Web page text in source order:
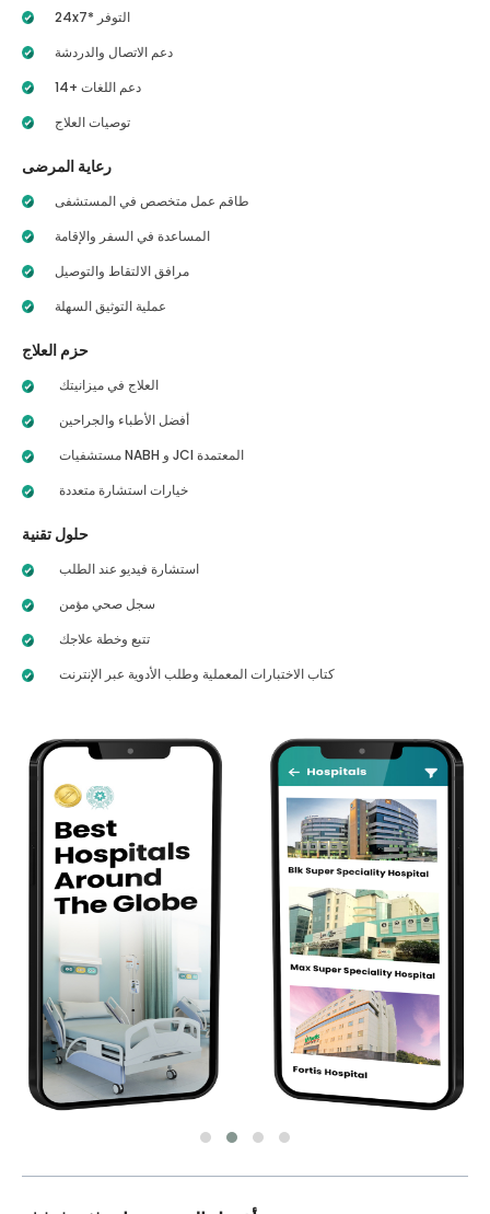
24x7* التوفر
دعم الاتصال والدردشة
14+ دعم اللغات
توصيات العلاج
رعاية المرضى
طاقم عمل متخصص في المستشفى
المساعدة في السفر والإقامة
مرافق الالتقاط والتوصيل
عملية التوثيق السهلة
حزم العلاج
العلاج في ميزانيتك
أفضل الأطباء والجراحين
مستشفيات NABH و JCI المعتمدة
خيارات استشارة متعددة
حلول تقنية
استشارة فيديو عند الطلب
سجل صحي مؤمن
تتبع وخطة علاجك
كتاب الاختبارات المعملية وطلب الأدوية عبر الإنترنت